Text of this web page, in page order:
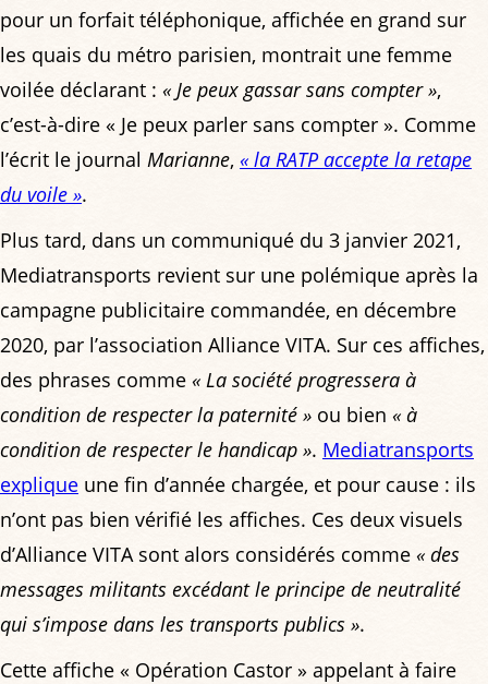
pour un forfait téléphonique, affichée en grand sur
les quais du métro parisien, montrait une femme
voilée déclarant : « Je peux gassar sans compter »,
c’est-à-dire « Je peux parler sans compter ». Comme
l’écrit le journal Marianne, « la RATP accepte la retape
du voile ».
Plus tard, dans un communiqué du 3 janvier 2021,
Mediatransports revient sur une polémique après la
campagne publicitaire commandée, en décembre
2020, par l’association Alliance VITA. Sur ces affiches,
des phrases comme « La société progressera à
condition de respecter la paternité » ou bien « à
condition de respecter le handicap ». Mediatransports
explique une fin d’année chargée, et pour cause : ils
n’ont pas bien vérifié les affiches. Ces deux visuels
d’Alliance VITA sont alors considérés comme « des
messages militants excédant le principe de neutralité
qui s’impose dans les transports publics ».
Cette affiche « Opération Castor » appelant à faire